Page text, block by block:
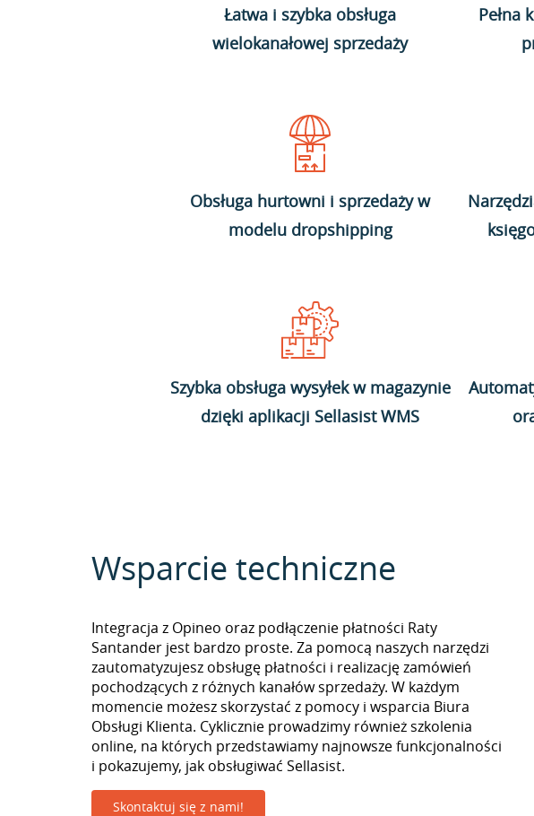
Łatwa i szybka obsługa
wielokanałowej sprzedaży
Pełna
Obsługa hurtowni i sprzedaży w
modelu dropshipping
Szybka obsługa wysyłek w magazynie
dzięki aplikacji Sellasist WMS
Wsparcie techniczne
Integracja z Opineo oraz podłączenie płatności Raty
Santander jest bardzo proste. Za pomocą naszych narzędzi
zautomatyzujesz obsługę płatności i realizację zamówień
pochodzących z różnych kanałów sprzedaży. W każdym
momencie możesz skorzystać z pomocy i wsparcia Biura
Obsługi Klienta. Cyklicznie prowadzimy również szkolenia
online, na których przedstawiamy najnowsze funkcjonalności
i pokazujemy, jak obsługiwać Sellasist.
Skontaktuj się z nami!